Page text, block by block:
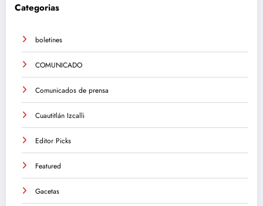
Categorias
boletines
COMUNICADO
Comunicados de prensa
Cuautitlán Izcalli
Editor Picks
Featured
Gacetas